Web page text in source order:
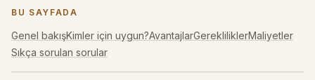
BU SAYFADA
Genel bakışKimler için uygun?AvantajlarGerekliliklerMaliyetler
Sıkça sorulan sorular